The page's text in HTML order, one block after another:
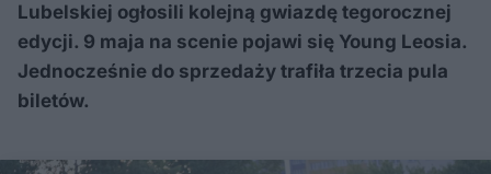
Lubelskiej ogłosili kolejną gwiazdę tegorocznej
edycji. 9 maja na scenie pojawi się Young Leosia.
Jednocześnie do sprzedaży trafiła trzecia pula
biletów.